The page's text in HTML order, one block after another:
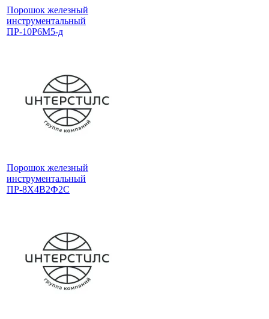
Порошок железный
инструментальный
ПР-10Р6М5-д
Порошок железный
инструментальный
ПР-8Х4В2Ф2С